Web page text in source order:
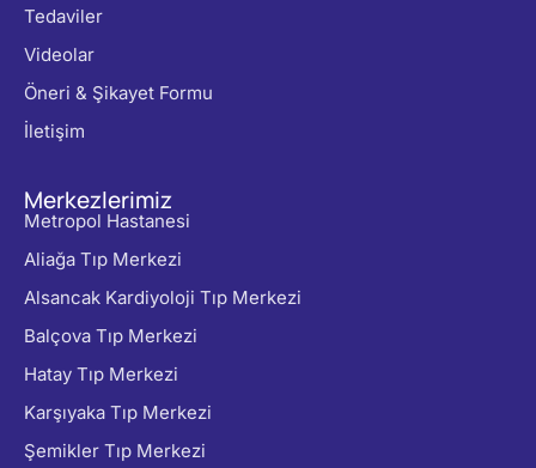
Tedaviler
Videolar
Öneri & Şikayet Formu
İletişim
Merkezlerimiz
Metropol Hastanesi
Aliağa Tıp Merkezi
Alsancak Kardiyoloji Tıp Merkezi
Balçova Tıp Merkezi
Hatay Tıp Merkezi
Karşıyaka Tıp Merkezi
Şemikler Tıp Merkezi